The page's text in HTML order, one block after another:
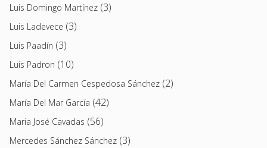
Luis Domingo Martínez (3)
Luis Ladevece (3)
Luis Paadín (3)
Luis Padron (10)
María Del Carmen Cespedosa Sánchez (2)
María Del Mar García (42)
Maria José Cavadas (56)
Mercedes Sánchez Sánchez (3)